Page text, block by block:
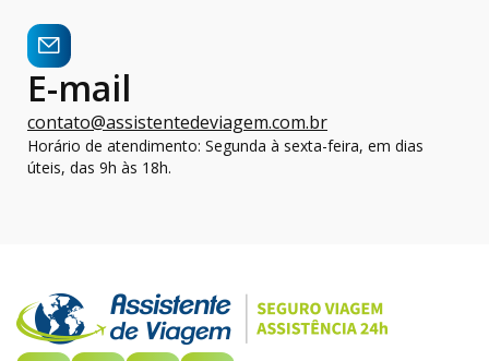
E-mail
contato@assistentedeviagem.com.br
Horário de atendimento: Segunda à sexta-feira, em dias
úteis, das 9h às 18h.